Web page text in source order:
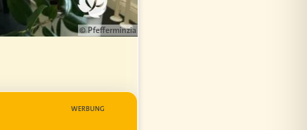
© Pfefferminzia
WERBUNG